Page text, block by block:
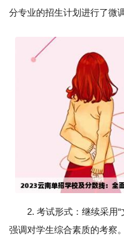
分专业的招生计划进行了微调
2. 考试形式：继续采用
强调对学生综合素质的考察